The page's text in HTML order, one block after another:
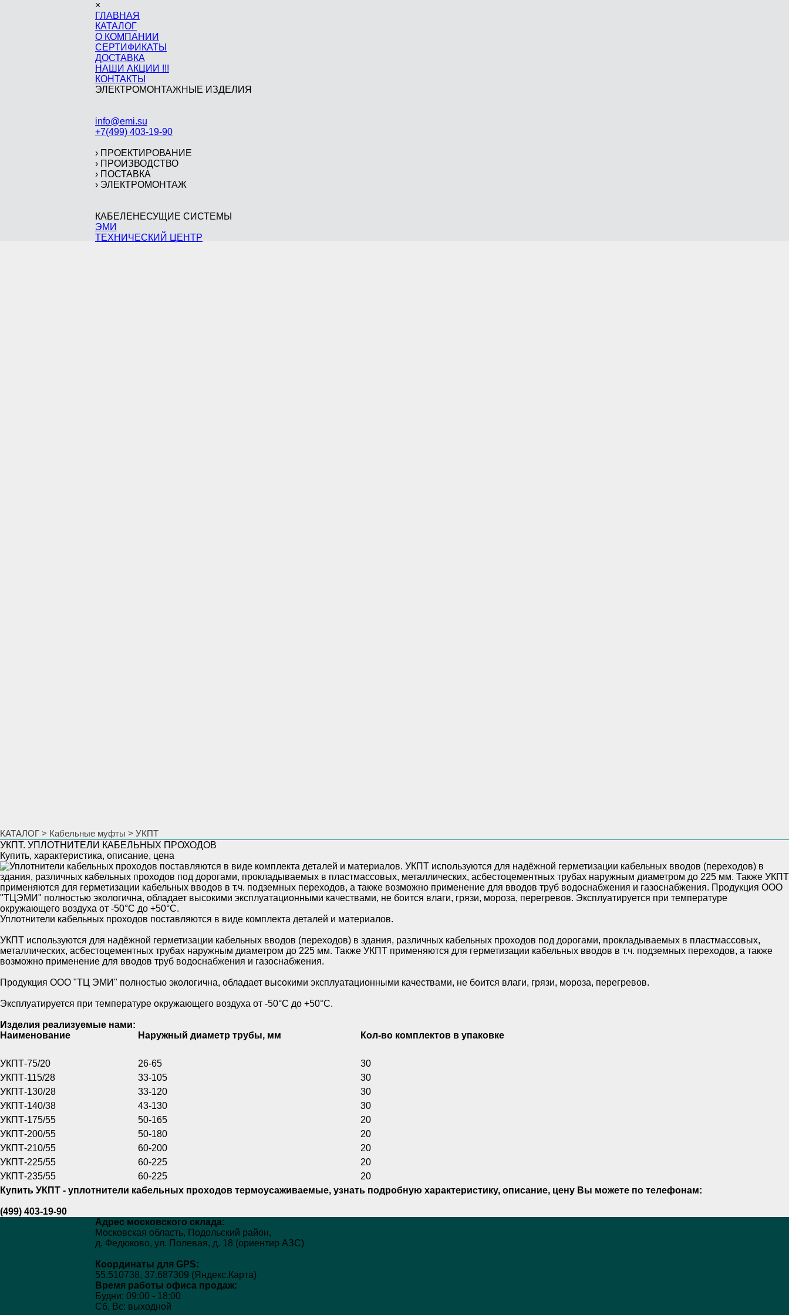
×
ГЛАВНАЯ
КАТАЛОГ
О КОМПАНИИ
СЕРТИФИКАТЫ
ДОСТАВКА
НАШИ АКЦИИ !!!
КОНТАКТЫ
ЭЛЕКТРОМОНТАЖНЫЕ ИЗДЕЛИЯ
info@emi.su
+7(499) 403-19-90
› ПРОЕКТИРОВАНИЕ
› ПРОИЗВОДСТВО
› ПОСТАВКА
› ЭЛЕКТРОМОНТАЖ
КАБЕЛЕНЕСУЩИЕ СИСТЕМЫ
ЭМИ
ТЕХНИЧЕСКИЙ ЦЕНТР
КАТАЛОГ > Кабельные муфты > УКПТ
УКПТ. УПЛОТНИТЕЛИ КАБЕЛЬНЫХ ПРОХОДОВ
Купить, характеристика, описание, цена
Уплотнители кабельных проходов поставляются в виде комплекта деталей и материалов.
УКПТ используются для надёжной герметизации кабельных вводов (переходов) в здания, различных кабельных проходов под дорогами, прокладываемых в пластмассовых,
металлических, асбестоцементных трубах наружным диаметром до 225 мм. Также УКПТ применяются для герметизации кабельных вводов в т.ч. подземных переходов, а также
возможно применение для вводов труб водоснабжения и газоснабжения.
Продукция ООО "ТЦ ЭМИ" полностью экологична, обладает высокими эксплуатационными качествами, не боится влаги, грязи, мороза, перегревов.
Эксплуатируется при температуре окружающего воздуха от -50°С до +50°С.
Изделия реализуемые нами:
Наименование
Наружный диаметр трубы, мм Кол-во комплектов в упаковке
УКПТ-75/20 26-65
30
УКПТ-115/28
33-105
30
УКПТ-130/28
33-120
30
УКПТ-140/38
43-130
30
УКПТ-175/55
50-165
20
УКПТ-200/55
50-180
20
УКПТ-210/55
60-200
20
УКПТ-225/55
60-225
20
УКПТ-235/55
60-225
20
Купить УКПТ - уплотнители кабельных проходов термоусаживаемые, узнать подробную характеристику, описание, цену Вы можете по телефонам:
(499) 403-19-90
Адрес московского склада:
Московская область, Подольский район,
д. Федюково, ул. Полевая, д. 18 (ориентир АЗС)
Координаты для GPS:
55.510738, 37.687309 (Яндекс.Карта)
Время работы офиса продаж:
Будни: 09:00 - 18:00
Сб, Вс: выходной